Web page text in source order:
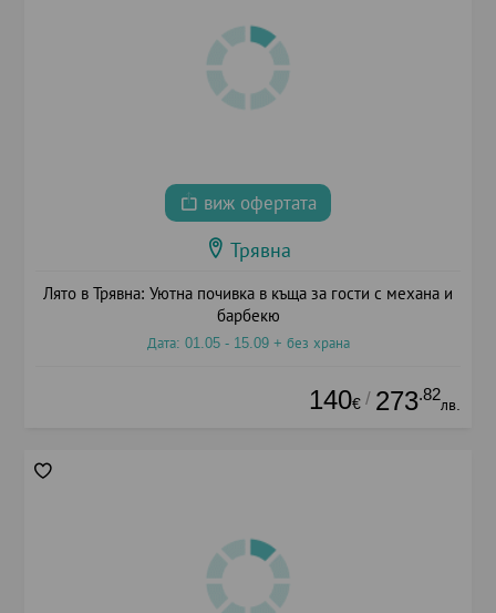
виж офертата
Трявна
Лято в Трявна: Уютна почивка в къща за гости с механа и
барбекю
Дата: 01.05 - 15.09 + без храна
140€ / 273.82
лв.